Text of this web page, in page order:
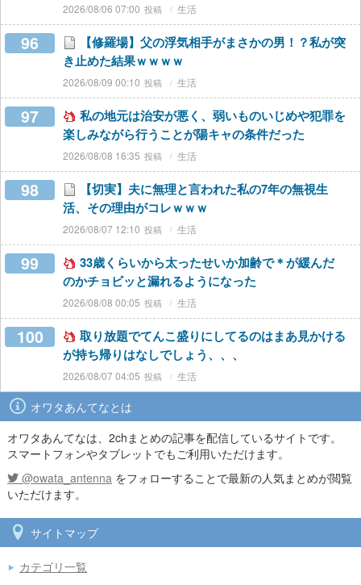
2026/08/06 07:00 生活
96
【修羅場】父の浮気相手がまさかの男！？私が突
き止めた結果ｗｗｗｗ
2026/08/09 00:10 生活
97
私の地元は治安が悪く、弱いものいじめや犯罪を
楽しみながら行うことが陽キャの条件だった
2026/08/08 16:35 生活
98
【切実】夫に無理と言われた私の7年の無視生
活、その理由がコレｗｗｗ
2026/08/07 12:10 生活
99
33歳くらいから太ったせいか加齢で＊が緩んだ
のかチョビッと漏れるようになった
2026/08/08 00:05 生活
100
取り放題でてんこ盛りにしてるのはまあ見かける
が持ち帰りはなしでしょう、、、
2026/08/07 04:05 生活
オワタあんてなとは
オワタあんてなは、2chまとめの記事を配信しているサイトです。
スマートフォンやタブレットでもご利用いただけます。
@owata_antenna をフォローすることで最新の人気まとめが閲覧
いただけます。
サイトマップ
カテゴリ一覧